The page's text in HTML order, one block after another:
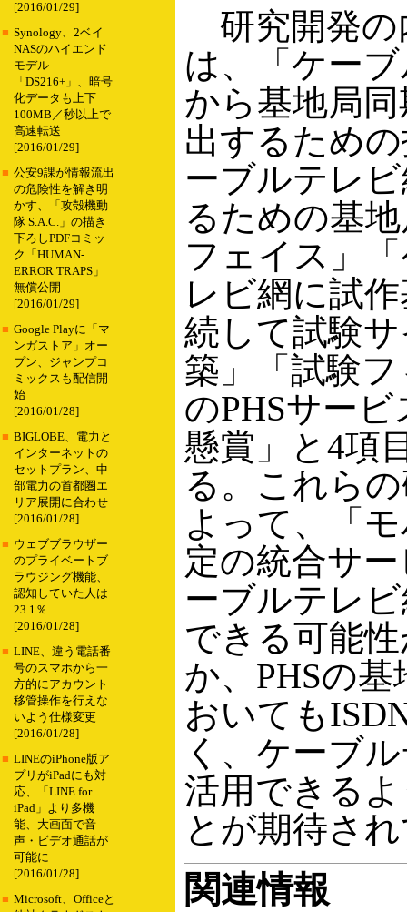
[2016/01/29]
■ Synology、2ベイ
NASのハイエンド
モデル
「DS216+」、暗号
化データも上下
100MB／秒以上で
高速転送
[2016/01/29]
■ 公安9課が情報流出
の危険性を解き明
かす、「攻殻機動
隊 S.A.C.」の描き
下ろしPDFコミッ
ク「HUMAN-
ERROR TRAPS」
無償公開
[2016/01/29]
■ Google Playに「マ
ンガストア」オー
プン、ジャンプコ
ミックスも配信開
始
[2016/01/28]
■ BIGLOBE、電力と
インターネットの
セットプラン、中
部電力の首都圏エ
リア展開に合わせ
[2016/01/28]
■ ウェブブラウザー
のプライベートブ
ラウジング機能、
認知していた人は
23.1％
[2016/01/28]
■ LINE、違う電話番
号のスマホから一
方的にアカウント
移管操作を行えな
いよう仕様変更
[2016/01/28]
■ LINEのiPhone版ア
プリがiPadにも対
応、「LINE for
iPad」より多機
能、大画面で音
声・ビデオ通話が
可能に
[2016/01/28]
■ Microsoft、Officeと
研究開発の
は、「ケー
から基地局
出するため
ーブルテレ
るための基
フェイス」
レビ網に試
続して試験
築」「試験
のPHSサー
懸賞」と4項
る。これら
よって、「
定の統合サ
ーブルテレ
できる可能
か、PHSの
おいても
く、ケーブ
活用できる
とが期待さ
関連情報